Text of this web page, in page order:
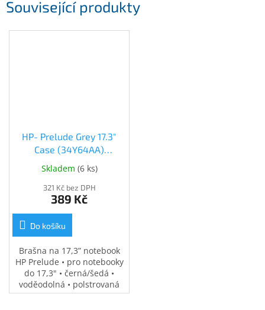
Inpraise
Kamerové
Související produkty
HP- Prelude Grey 17.3"
Case (34Y64AA)
(34Y64AA)
Skladem (6 ks)
321 Kč bez DPH
389 Kč
Do košíku
Brašna na 17,3” notebook
HP Prelude • pro notebooky
do 17,3" • černá/šedá •
voděodolná • polstrovaná
přihrádka na notebook •